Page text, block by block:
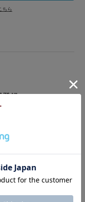
ちら
登録
ログインには
CLUB」への登録が必要で
す。